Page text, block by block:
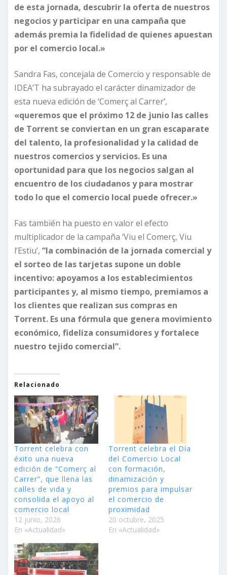
de esta jornada, descubrir la oferta de nuestros
negocios y participar en una campaña que
además premia la fidelidad de quienes apuestan
por el comercio local.»
Sandra Fas, concejala de Comercio y responsable de
IDEA’T ha subrayado el carácter dinamizador de
esta nueva edición de ‘Comerç al Carrer’,
«queremos que el próximo 12 de junio las calles
de Torrent se conviertan en un gran escaparate
del talento, la profesionalidad y la calidad de
nuestros comercios y servicios. Es una
oportunidad para que los negocios salgan al
encuentro de los ciudadanos y para mostrar
todo lo que el comercio local puede ofrecer.»
Fas también ha puesto en valor el efecto
multiplicador de la campaña ‘Viu el Comerç, Viu
l’Estiu’, “la combinación de la jornada comercial y
el sorteo de las tarjetas supone un doble
incentivo: apoyamos a los establecimientos
participantes y, al mismo tiempo, premiamos a
los clientes que realizan sus compras en
Torrent. Es una fórmula que genera movimiento
económico, fideliza consumidores y fortalece
nuestro tejido comercial”.
Relacionado
Torrent celebra con
éxito una nueva
edición de “Comerç al
Carrer”, que llena las
calles de vida y
consolida el apoyo al
comercio local
12 junio, 2026
En «Actualidad»
Torrent celebra el Día
del Comercio Local
con formación,
dinamización y
premios para impulsar
el comercio de
proximidad
20 octubre, 2025
En «Actualidad»